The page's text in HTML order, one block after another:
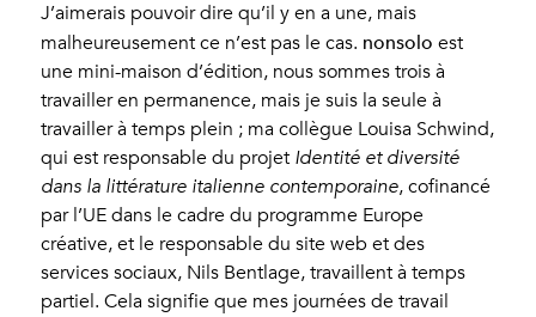
J’aimerais pouvoir dire qu’il y en a une, mais
malheureusement ce n’est pas le cas. nonsolo est
une mini-maison d’édition, nous sommes trois à
travailler en permanence, mais je suis la seule à
travailler à temps plein ; ma collègue Louisa Schwind,
qui est responsable du projet Identité et diversité
dans la littérature italienne contemporaine, cofinancé
par l’UE dans le cadre du programme Europe
créative, et le responsable du site web et des
services sociaux, Nils Bentlage, travaillent à temps
partiel. Cela signifie que mes journées de travail